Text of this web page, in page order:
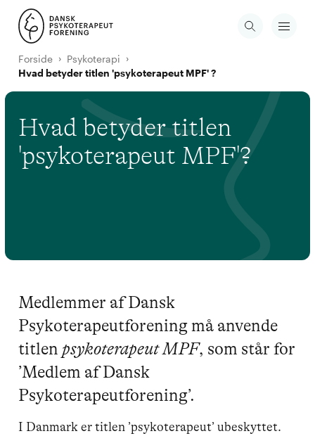
Forside
Psykoterapi
Hvad betyder titlen 'psykoterapeut MPF' ?
Hvad betyder titlen
'psykoterapeut MPF'?
Medlemmer af Dansk
Psykoterapeutforening må anvende
titlen psykoterapeut MPF, som står for
’Medlem af Dansk
Psykoterapeutforening’.
I Danmark er titlen ’psykoterapeut’ ubeskyttet.